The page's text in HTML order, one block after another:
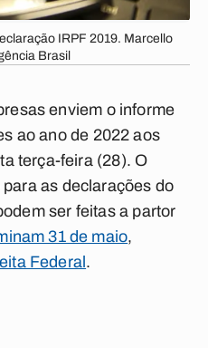
IRPF 2019. Marcello
Brasil
enviem o informe
ao ano de 2022 aos
terça-feira (28). O
as declarações do
ser feitas a partor
31 de maio,
Federal .